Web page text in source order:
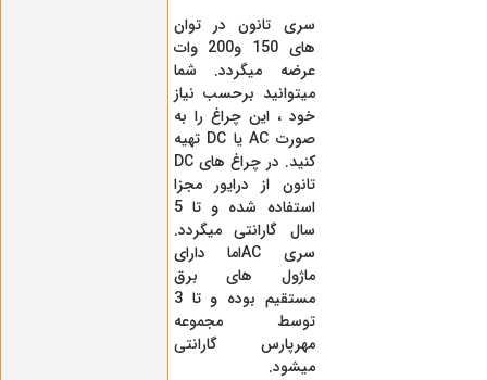
سری تانون در توان
های 150 و200 وات
عرضه میگردد. شما
میتوانید برحسب نیاز
خود ، این چراغ را به
صورت AC یا DC تهیه
کنید. در چراغ های DC
تانون از درایور مجزا
سال گارانتی میگردد.
سری ACاما دارای
ماژول های برق
توسط مجموعه
مهرپارس گارانتی
میشود.